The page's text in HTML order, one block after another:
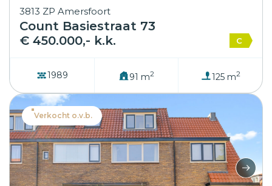
3813 ZP Amersfoort
Count Basiestraat 73
€ 450.000,- k.k.
C
1989 91 m2 125 m2
Verkocht o.v.b.